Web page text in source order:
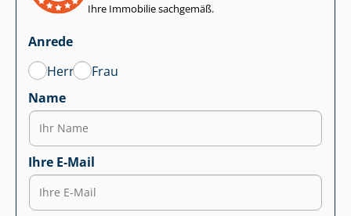
Ihre Immobilie sachgemäß.
Anrede
Herr
Frau
Name
Ihre E-Mail